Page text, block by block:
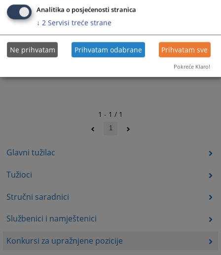
Glavni tužilac
Tužioci
Stručni saradnici
Službenici i namještenici
Konkursi za upražnjene pozicije
1 - 1 / 1
1
Analitika o posjećenosti stranica
↓ 2 Servisi treće strane
Ne prihvatam Prihvatam odabrane Prihvatam sve
Pokreće Klaro!